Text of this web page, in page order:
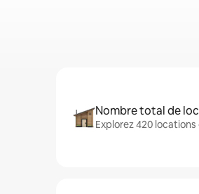
Nombre total de
Explorez 420